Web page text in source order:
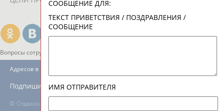
Вопросы сотрудничества и совместной деятельности
© Стадион, 1998-2026
Адресов в новостной рассылке: 997
Подпишись
СООБЩЕНИЕ ДЛЯ:
ТЕКСТ ПРИВЕТСТВИЯ / ПОЗДРАВЛЕНИЯ /
СООБЩЕНИЕ
ИМЯ ОТПРАВИТЕЛЯ